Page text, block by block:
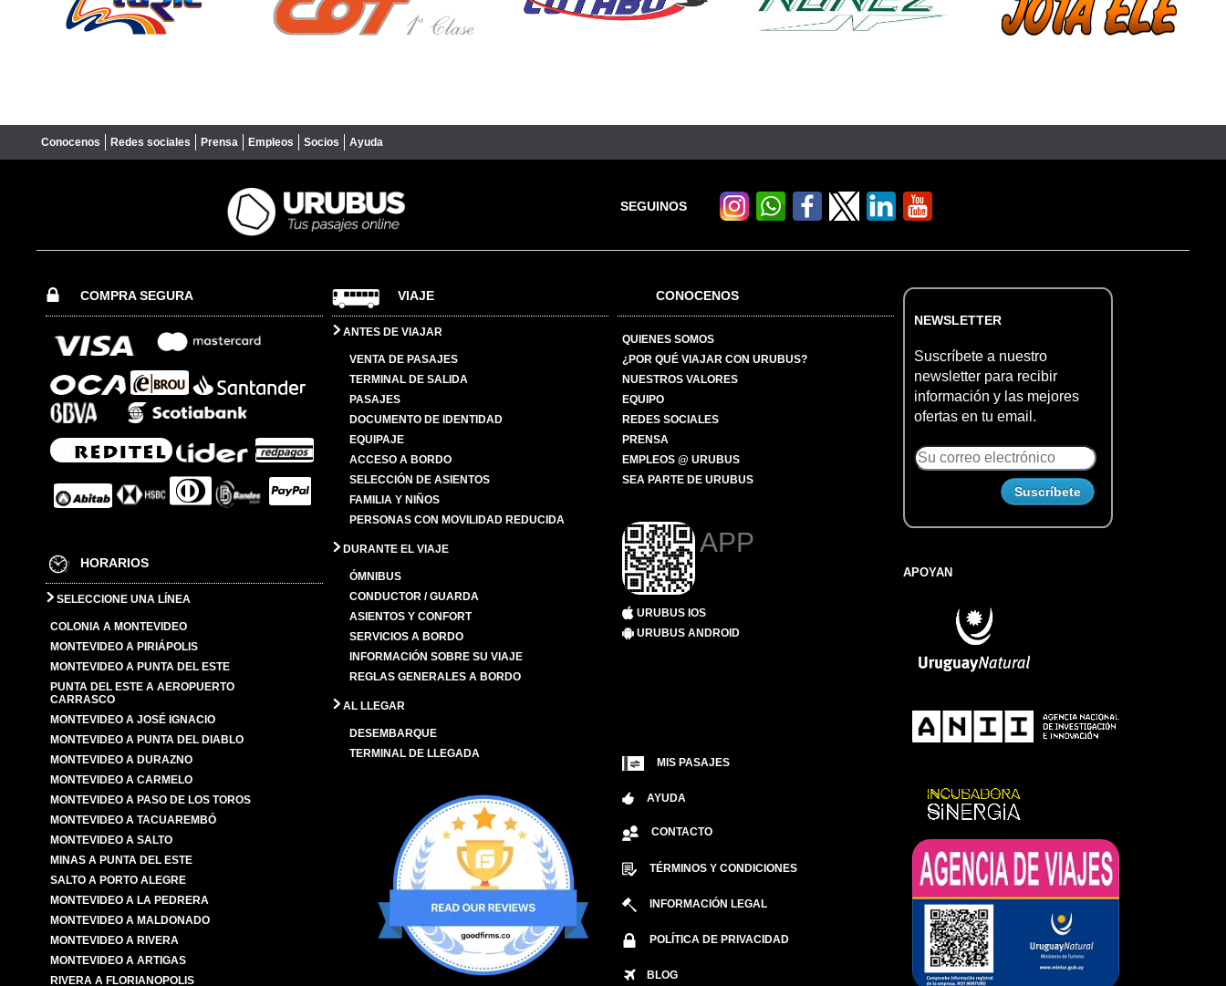
Conocenos Redes sociales Prensa Empleos Socios Ayuda
SEGUINOS
COMPRA SEGURA
HORARIOS
SELECCIONE UNA LÍNEA
COLONIA A MONTEVIDEO
MONTEVIDEO A PIRIÁPOLIS
MONTEVIDEO A PUNTA DEL ESTE
PUNTA DEL ESTE A AEROPUERTO
CARRASCO
MONTEVIDEO A JOSÉ IGNACIO
MONTEVIDEO A PUNTA DEL DIABLO
MONTEVIDEO A DURAZNO
MONTEVIDEO A CARMELO
MONTEVIDEO A PASO DE LOS TOROS
MONTEVIDEO A TACUAREMBÓ
MONTEVIDEO A SALTO
MINAS A PUNTA DEL ESTE
SALTO A PORTO ALEGRE
MONTEVIDEO A LA PEDRERA
MONTEVIDEO A MALDONADO
MONTEVIDEO A RIVERA
MONTEVIDEO A ARTIGAS
RIVERA A FLORIANOPOLIS
VIAJE
ANTES DE VIAJAR
VENTA DE PASAJES
TERMINAL DE SALIDA
PASAJES
DOCUMENTO DE IDENTIDAD
EQUIPAJE
ACCESO A BORDO
SELECCIÓN DE ASIENTOS
FAMILIA Y NIÑOS
PERSONAS CON MOVILIDAD REDUCIDA
DURANTE EL VIAJE
ÓMNIBUS
CONDUCTOR / GUARDA
ASIENTOS Y CONFORT
SERVICIOS A BORDO
INFORMACIÓN SOBRE SU VIAJE
REGLAS GENERALES A BORDO
AL LLEGAR
DESEMBARQUE
TERMINAL DE LLEGADA
CONOCENOS
QUIENES SOMOS
¿POR QUÉ VIAJAR CON URUBUS?
NUESTROS VALORES
EQUIPO
REDES SOCIALES
PRENSA
EMPLEOS @ URUBUS
SEA PARTE DE URUBUS
APP
URUBUS IOS
URUBUS ANDROID
MIS PASAJES
AYUDA
CONTACTO
TÉRMINOS Y CONDICIONES
INFORMACIÓN LEGAL
POLÍTICA DE PRIVACIDAD
BLOG
NEWSLETTER
Suscríbete a nuestro
newsletter para recibir
información y las mejores
ofertas en tu email.
APOYAN